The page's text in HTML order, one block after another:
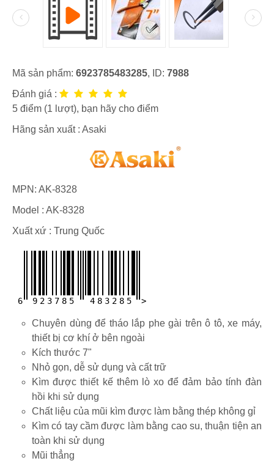
Mã sản phẩm: 6923785483285, ID: 7988
Đánh giá :
5 điểm (1 lượt), bạn hãy cho điểm
Hãng sản xuất : Asaki
MPN: AK-8328
Model : AK-8328
Xuất xứ : Trung Quốc
6 9 2 3 7 8 5 4 8 3 2 8 5 >
Chuyên dùng để tháo lắp phe gài trên ô tô, xe máy,
thiết bị cơ khí ở bên ngoài
Kích thước 7"
Nhỏ gọn, dễ sử dụng và cất trữ
Kìm được thiết kế thêm lò xo để đảm bảo tính đàn
hồi khi sử dụng
Chất liệu của mũi kìm được làm bằng thép không gỉ
Kìm có tay cầm được làm bằng cao su, thuận tiện an
toàn khi sử dụng
Mũi thẳng